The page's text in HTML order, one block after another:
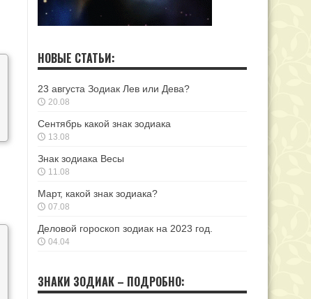
НОВЫЕ СТАТЬИ:
23 августа Зодиак Лев или Дева?
20.08
Сентябрь какой знак зодиака
13.08
Знак зодиака Весы
11.08
Март, какой знак зодиака?
07.08
Деловой гороскоп зодиак на 2023 год.
04.04
ЗНАКИ ЗОДИАК – ПОДРОБНО: